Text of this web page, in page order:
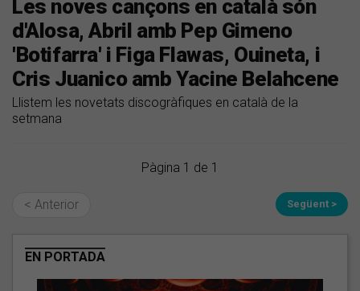
Les noves cançons en català són
d'Alosa, Abril amb Pep Gimeno
'Botifarra' i Figa Flawas, Ouineta, i
Cris Juanico amb Yacine Belahcene
Llistem les novetats discogràfiques en català de la
setmana
Pàgina 1 de 1
< Anterior Següent >
EN PORTADA